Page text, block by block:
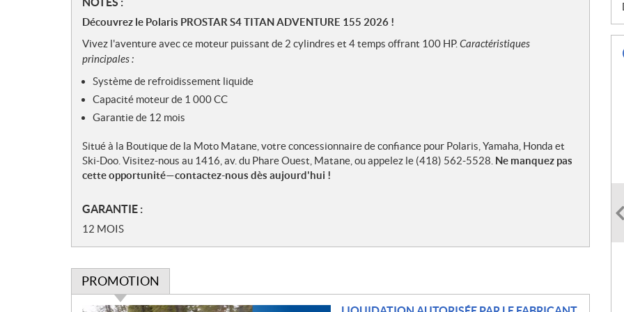
o
e
s
Découvrez le Polaris PROSTAR S4 TITAN ADVENTURE 155 2026 !
Vivez l'aventure avec ce moteur puissant de 2 cylindres et 4 temps offrant 100 HP. Caractéristiques
principales :
Système de refroidissement liquide
Capacité moteur de 1 000 CC
Garantie de 12 mois
Situé à la Boutique de la Moto Matane, votre concessionnaire de confiance pour Polaris, Yamaha, Honda et
Ski-Doo. Visitez-nous au 1416, av. du Phare Ouest, Matane, ou appelez le (418) 562-5528. Ne manquez pas
cette opportunité—contactez-nous dès aujourd'hui !
GARANTIE :
12 MOIS
PROMOTION